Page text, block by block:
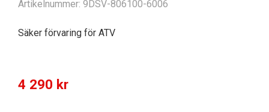
Artikelnummer: 9DSV-806100-6006
Säker förvaring för ATV
4 290 kr